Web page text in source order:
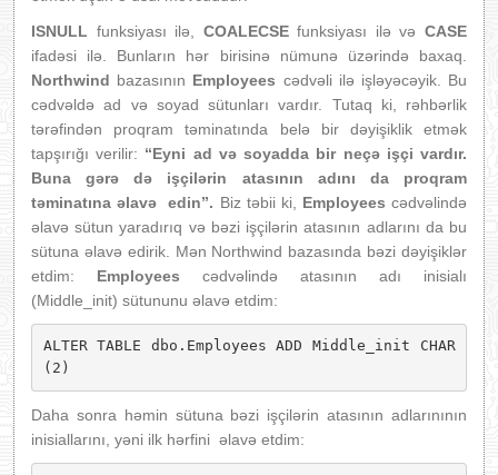
ISNULL funksiyası ilə, COALECSEfunksiyası ilə vəCASE
ifadəsi ilə. Bunların hər birisinə nümunə üzərində baxaq.
Northwind bazasının Employees cədvəli ilə işləyəcəyik. Bu
cədvəldə ad və soyad sütunları vardır. Tutaq ki, rəhbərlik
tərəfindən proqram təminatında belə bir dəyişiklik etmək
tapşırığı verilir: “Eyni ad və soyadda bir neçə işçi vardır.
Buna gərə də işçilərin atasının adını da proqram
təminatına əlavə edin”. Biz təbii ki, Employees cədvəlində
əlavə sütun yaradırıq və bəzi işçilərin atasının adlarını da bu
sütuna əlavə edirik. Mən Northwind bazasında bəzi dəyişiklər
etdim: Employees cədvəlində atasının adı inisialı
(Middle_init) sütununu əlavə etdim:
ALTER TABLE dbo.Employees ADD Middle_init CHAR
(2)
Daha sonra həmin sütuna bəzi işçilərin atasının adlarınının
inisiallarını, yəni ilk hərfini əlavə etdim: